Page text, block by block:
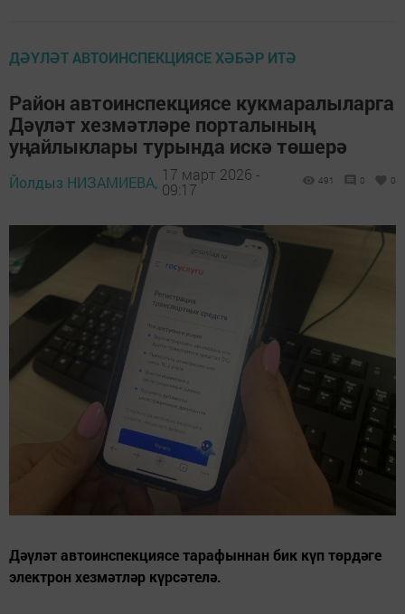
ДӘҮЛӘТ АВТОИНСПЕКЦИЯСЕ ХӘБӘР ИТӘ
Район автоинспекциясе кукмаралыларга
Дәүләт хезмәтләре порталының
уңайлыклары турында искә төшерә
Йолдыз НИЗАМИЕВА, 17 март 2026 -
09:17
491 0 0
Дәүләт автоинспекциясе тарафыннан бик күп төрдәге
электрон хезмәтләр күрсәтелә.